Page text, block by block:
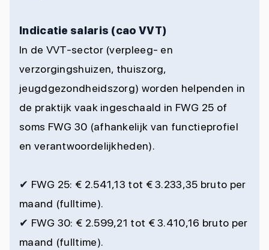
Indicatie salaris (cao VVT)
In de VVT-sector (verpleeg- en
verzorgingshuizen, thuiszorg,
jeugdgezondheidszorg) worden helpenden in
de praktijk vaak ingeschaald in FWG 25 of
soms FWG 30 (afhankelijk van functieprofiel
en verantwoordelijkheden).
✔ FWG 25: € 2.541,13 tot € 3.233,35 bruto per
maand (fulltime).
✔ FWG 30: € 2.599,21 tot € 3.410,16 bruto per
maand (fulltime).